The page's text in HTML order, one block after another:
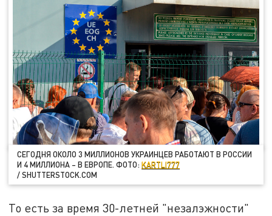
СЕГОДНЯ ОКОЛО 3 МИЛЛИОНОВ УКРАИНЦЕВ РАБОТАЮТ В РОССИИ
И 4 МИЛЛИОНА – В ЕВРОПЕ. ФОТО:KARTLI777
/ SHUTTERSTOCK.COM
То есть за время 30-летней "незалэжности"